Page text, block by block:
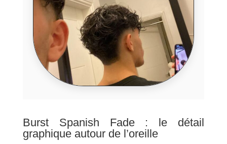
Burst Spanish Fade : le détail
graphique autour de l’oreille